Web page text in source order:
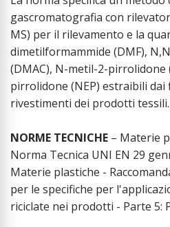
gascromatografia con
MS) per il rilevamento e la
dimetilformammide (DMF),
(DMAC), N-metil-2-pirrolidone
pirrolidone (NEP) estraibili dai
rivestimenti dei prodotti tessili.
NORME TECNICHE – Materie
Norma Tecnica UNI EN 29
Materie plastiche -
per le specifiche per
riciclate nei prodotti - Parte 5: